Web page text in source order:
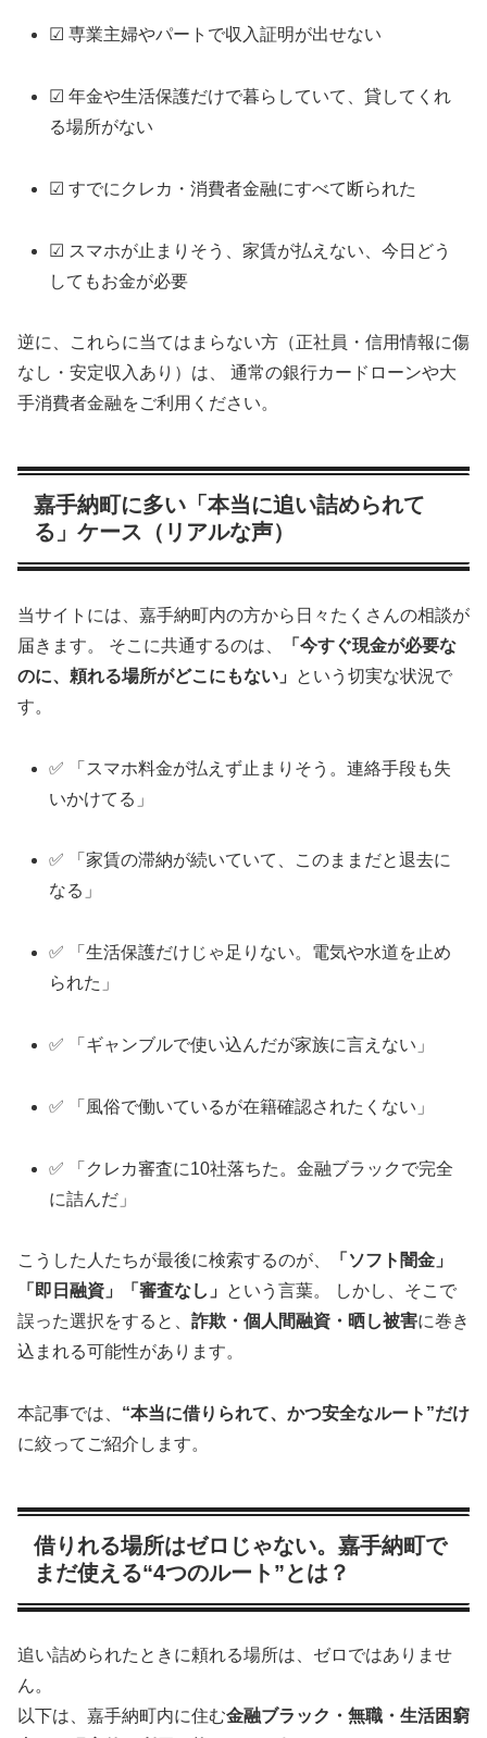
☑ 専業主婦やパートで収入証明が出せない
☑ 年金や生活保護だけで暮らしていて、貸してくれ
る場所がない
☑ すでにクレカ・消費者金融にすべて断られた
☑ スマホが止まりそう、家賃が払えない、今日どう
してもお金が必要
逆に、これらに当てはまらない方（正社員・信用情報に傷
なし・安定収入あり）は、 通常の銀行カードローンや大
手消費者金融をご利用ください。
嘉手納町に多い「本当に追い詰められて
る」ケース（リアルな声）
当サイトには、嘉手納町内の方から日々たくさんの相談が
届きます。 そこに共通するのは、
「今すぐ現金が必要な
のに、頼れる場所がどこにもない」
という切実な状況で
す。
✅ 「スマホ料金が払えず止まりそう。連絡手段も失
いかけてる」
✅ 「家賃の滞納が続いていて、このままだと退去に
なる」
✅ 「生活保護だけじゃ足りない。電気や水道を止め
られた」
✅ 「ギャンブルで使い込んだが家族に言えない」
✅ 「風俗で働いているが在籍確認されたくない」
✅ 「クレカ審査に10社落ちた。金融ブラックで完全
に詰んだ」
こうした人たちが最後に検索するのが、
「ソフト闇金」
「即日融資」「審査なし」
という言葉。 しかし、そこで
誤った選択をすると、 詐欺・個人間融資・晒し被害に巻き
込まれる可能性があります。
本記事では、 “本当に借りられて、かつ安全なルート”だけ
に絞ってご紹介します。
借りれる場所はゼロじゃない。嘉手納町で
まだ使える“4つのルート”とは？
追い詰められたときに頼れる場所は、ゼロではありませ
ん。
以下は、嘉手納町内に住む金融ブラック・無職・生活困窮